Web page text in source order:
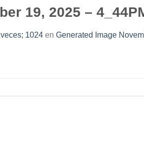
19, 2025 –
1024 en Generated Image